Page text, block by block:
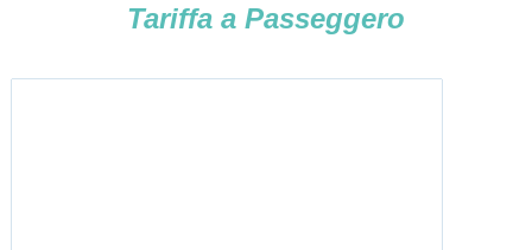
Tariffa a Passeggero